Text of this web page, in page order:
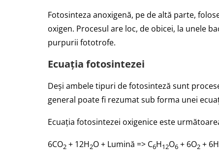
Fotosinteza anoxigenă, pe de altă parte,
oxigen. Procesul are loc, de obicei, la unele
purpurii fototrofe.
Ecuația fotosintezei
Deși ambele tipuri de fotosinteză sunt
general poate fi rezumat sub forma unei
Ecuația fotosintezei oxigenice este
6CO2 + 12H2O + Lumină => C6H12O6 + 6O2 + 6H